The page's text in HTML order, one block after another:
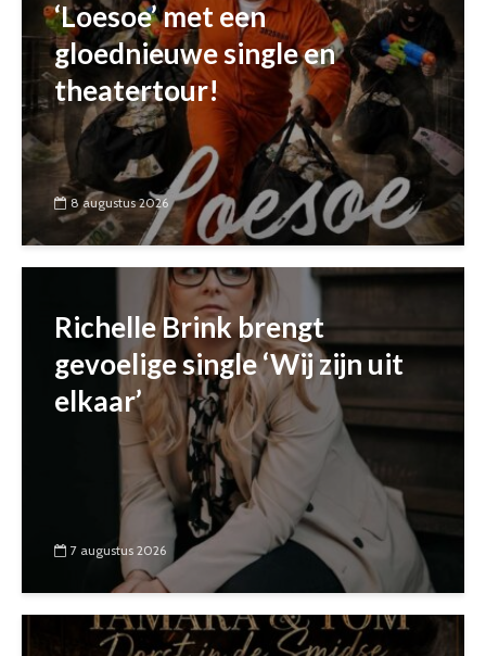
‘Loesoe’ met een
gloednieuwe single en
theatertour!
8 augustus 2026
Richelle Brink brengt
gevoelige single ‘Wij zijn uit
elkaar’
7 augustus 2026